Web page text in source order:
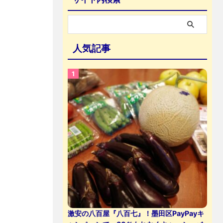
人気記事
激安の八百屋『八百七』！墨田区PayPayキ